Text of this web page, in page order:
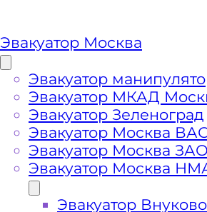
Эвакуатор Москва
Эвакуатор
Эвакуатор МКАД
Эвакуатор Зеленоград
Эвакуатор Москва
Эвакуатор Москва
Эвакуатор Москва
Эвакуатор Внуково